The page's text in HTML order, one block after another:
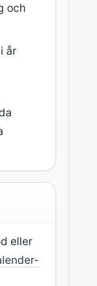
och
år
eller